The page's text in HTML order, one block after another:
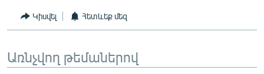
Կիսվել Հետևեք մեզ
Առնչվող թեմաներով